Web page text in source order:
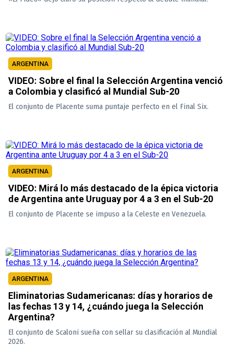
ARGENTINA
VIDEO: Sobre el final la Selección Argentina venció
a Colombia y clasificó al Mundial Sub-20
El conjunto de Placente suma puntaje perfecto en el Final Six.
ARGENTINA
VIDEO: Mirá lo más destacado de la épica victoria
de Argentina ante Uruguay por 4 a 3 en el Sub-20
El conjunto de Placente se impuso a la Celeste en Venezuela.
ARGENTINA
Eliminatorias Sudamericanas: días y horarios de
las fechas 13 y 14, ¿cuándo juega la Selección
Argentina?
El conjunto de Scaloni sueña con sellar su clasificación al Mundial
2026.